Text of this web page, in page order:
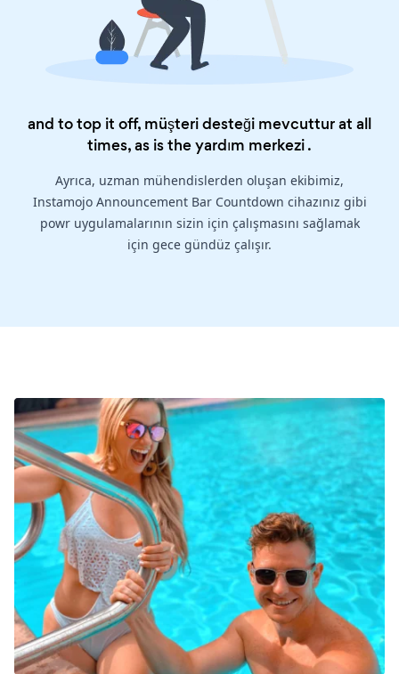
and to top it off, müşteri desteği mevcuttur at all
times, as is theyardım merkezi.
Ayrıca, uzman mühendislerden oluşan ekibimiz,
Instamojo Announcement Bar Countdown cihazınız gibi
powr uygulamalarının sizin için çalışmasını sağlamak
için gece gündüz çalışır.